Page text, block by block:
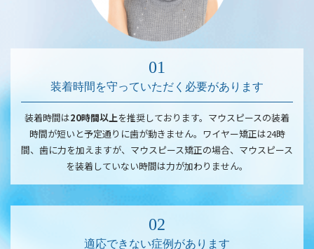
装着時間を守っていただく必要があります
装着時間は20時間以上を推奨しております。マウスピースの装着
時間が短いと予定通りに歯が動きません。ワイヤー矯正は24時
間、歯に力を加えますが、マウスピース矯正の場合、マウスピース
を装着していない時間は力が加わりません。
適応できない症例があります